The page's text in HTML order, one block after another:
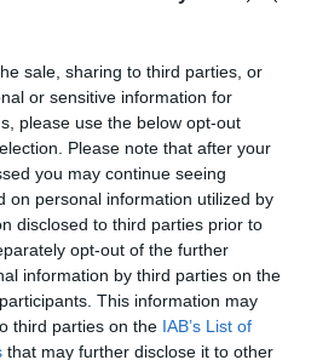
sale, sharing to third parties, or
or sensitive information for
please use the below opt-out
Please note that after your
you may continue seeing
on personal information utilized by
disclosed to third parties prior to
opt-out of the further
information by third parties on the
This information may
third parties on the IAB’s List of
that may further disclose it to other